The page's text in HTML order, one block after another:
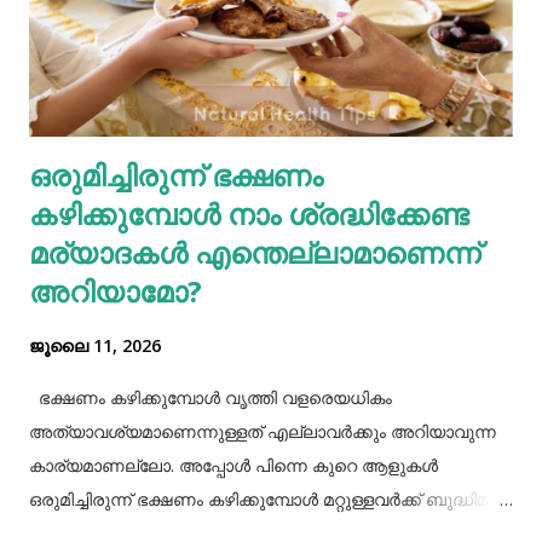
നല്ല മാറ്റങ്ങൾ വരുത്തുന്നത് കൊണ്ട് ഇത്തരം
ഗ്യാസ്ട്രബിലിനെ നമുക്ക് ഇല്ലാതാക്കാം.ഫാസ്റ്റ് ഫുഡ്, ജങ്ക്
ഫുഡ് ഭക്ഷണങ്ങൾ, സ്നാക്സുകൾ തുടങ്ങിയവയെല്ലാം
ശരീരത്തിന് വലിയ ബുദ്ധിമുട്ടുകളാണ് ഉണ്ടാക്കുക.
പുകവലിയും മദ്യപാനവും ശരീരത്തിന് മാരകരോഗങ്ങൾ മാ...
ഒരുമിച്ചിരുന്ന് ഭക്ഷണം
കഴിക്കുമ്പോൾ നാം ശ്രദ്ധിക്കേണ്ട
മര്യാദകൾ എന്തെല്ലാമാണെന്ന്
അറിയാമോ?
ജൂലൈ 11, 2026
ഭക്ഷണം കഴിക്കുമ്പോൾ വൃത്തി വളരെയധികം
അത്യാവശ്യമാണെന്നുള്ളത് എല്ലാവർക്കും അറിയാവുന്ന
കാര്യമാണല്ലോ. അപ്പോൾ പിന്നെ കുറെ ആളുകൾ
ഒരുമിച്ചിരുന്ന് ഭക്ഷണം കഴിക്കുമ്പോൾ മറ്റുള്ളവർക്ക് ബുദ്ധിമുട്ട്